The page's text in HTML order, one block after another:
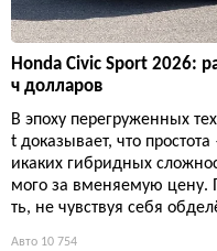
Honda Civic Sport 2026:
ч долларов
В эпоху перегруженных
t доказывает, что
икаких гибридных
мого за вменяемую цену.
ть, не чувствуя себя
Авто 10 754